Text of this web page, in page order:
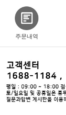
주문내역